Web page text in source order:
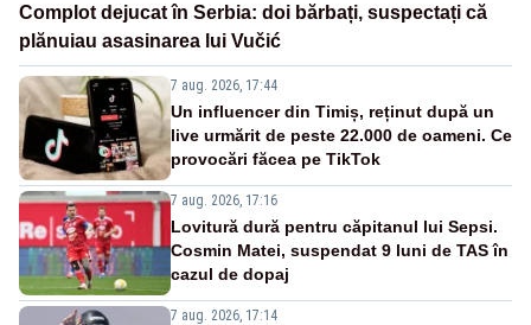
Complot dejucat în Serbia: doi bărbați, suspectați că
plănuiau asasinarea lui Vučić
7 aug. 2026, 17:44
Un influencer din Timiș, reținut după un
live urmărit de peste 22.000 de oameni. Ce
provocări făcea pe TikTok
7 aug. 2026, 17:16
Lovitură dură pentru căpitanul lui Sepsi.
Cosmin Matei, suspendat 9 luni de TAS în
cazul de dopaj
7 aug. 2026, 17:14